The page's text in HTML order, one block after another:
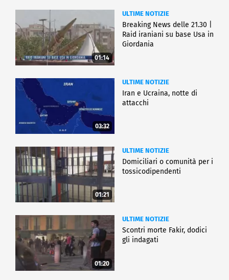
01:14
ULTIME NOTIZIE
Breaking News delle 21.30 |
Raid iraniani su base Usa in
Giordania
03:32
ULTIME NOTIZIE
Iran e Ucraina, notte di
attacchi
01:21
ULTIME NOTIZIE
Domiciliari o comunità per i
tossicodipendenti
01:20
ULTIME NOTIZIE
Scontri morte Fakir, dodici
gli indagati